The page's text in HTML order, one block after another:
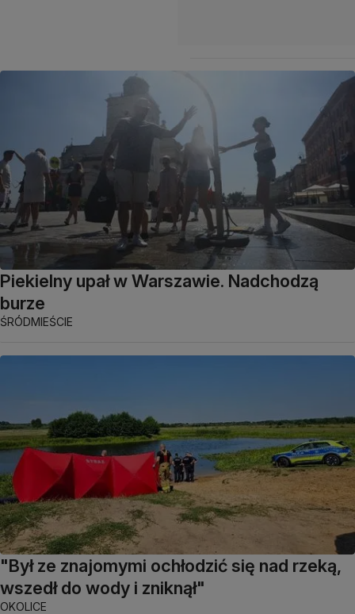
Piekielny upał w Warszawie. Nadchodzą
burze
ŚRÓDMIEŚCIE
"Był ze znajomymi ochłodzić się nad rzeką,
wszedł do wody i zniknął"
OKOLICE